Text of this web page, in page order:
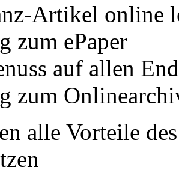
Artikel online
zum ePaper
auf allen
zum
alle Vorteile